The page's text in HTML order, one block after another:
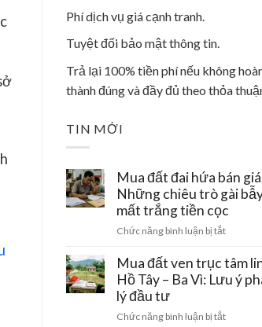
Phí dịch vụ giá cạnh tranh.
Tuyệt đối bảo mật thông tin.
Trả lại 100% tiền phí nếu không
thành đúng và đầy đủ theo thỏa
TIN MỚI
Mua đất đai hứa bán
Những chiêu trò gài
mất trắng tiền cọc
Chức năng bình luận bị tắtở
đất
đai
hứa
giá
Mua đất ven trục tâm
Hồ Tây – Ba Vì: Lưu ý
lý đầu tư
Chức năng bình luận bị tắtở